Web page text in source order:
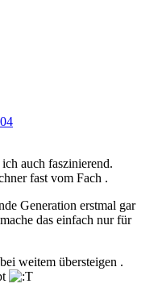
auch faszinierend.
fast vom Fach .
Generation erstmal gar
das einfach nur für
weitem übersteigen .